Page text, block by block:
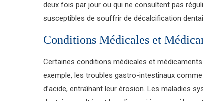
deux fois par jour ou qui ne consultent pas
susceptibles de souffrir de décalcification
Conditions Médicales et
Certaines conditions médicales et
exemple, les troubles gastro-intestinaux
d’acide, entraînant leur érosion. Les maladies